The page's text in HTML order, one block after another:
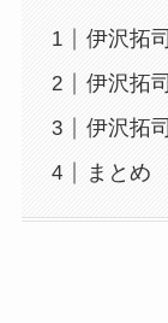
伊沢拓
伊沢拓
伊沢拓
まとめ